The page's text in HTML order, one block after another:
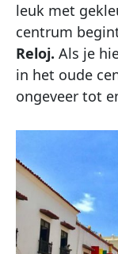
leuk met
centrum
Reloj. Als je
in het oude
ongeveer tot